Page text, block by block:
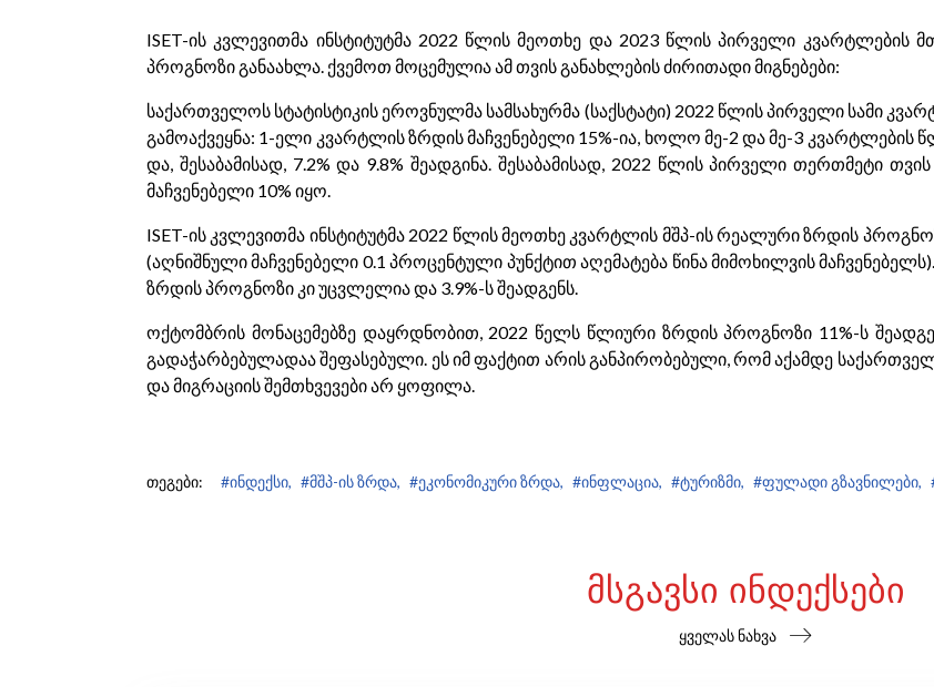
ISET-ის კვლევითმა ინსტიტუტმა 2022 წლის მეოთხე და 2023 წლის პირველი
პროგნოზი განაახლა. ქვემოთ მოცემულია ამ თვის განახლების ძირითადი მიგნებები:
საქართველოს სტატისტიკის ეროვნულმა სამსახურმა (საქსტატი) 2022 წლის პირველი სამი
გამოაქვეყნა: 1-ელი კვარტლის ზრდის მაჩვენებელი 15%-ია, ხოლო მე-2 და მე-3 კვარტლების
და, შესაბამისად, 7.2% და 9.8% შეადგინა. შესაბამისად, 2022 წლის პირველი თერთმეტი
მაჩვენებელი 10% იყო.
ISET-ის კვლევითმა ინსტიტუტმა 2022 წლის მეოთხე კვარტლის მშპ-ის რეალური ზრდის
(აღნიშნული მაჩვენებელი 0.1 პროცენტული პუნქტით აღემატება წინა მიმოხილვის
ზრდის პროგნოზი კი უცვლელია და 3.9%-ს შეადგენს.
ოქტომბრის მონაცემებზე დაყრდნობით, 2022 წელს წლიური ზრდის პროგნოზი 11%-ს
გადაჭარბებულადაა შეფასებული. ეს იმ ფაქტით არის განპირობებული, რომ აქამდე
და მიგრაციის შემთხვევები არ ყოფილა.
თეგები: #ინდექსი, #მშპ-ის ზრდა, #ეკონომიკური ზრდა, #ინფლაცია, #ტურიზმი, #ფულადი გზავნილები,
ᲛᲡᲒᲐᲕᲡᲘ ᲘᲜᲓᲔᲥᲡᲔᲑᲘ
ყველას ნახვა